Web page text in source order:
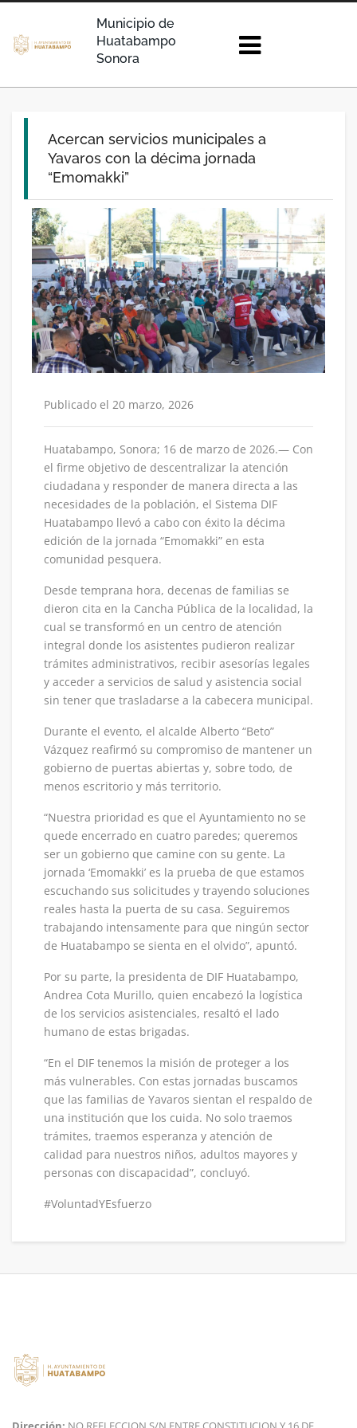
Municipio de
Huatabampo
Sonora
Acercan servicios municipales a
Yavaros con la décima jornada
“Emomakki”
Publicado el 20 marzo, 2026
Huatabampo, Sonora; 16 de marzo de 2026.— Con
el firme objetivo de descentralizar la atención
ciudadana y responder de manera directa a las
necesidades de la población, el Sistema DIF
Huatabampo llevó a cabo con éxito la décima
edición de la jornada “Emomakki” en esta
comunidad pesquera.
Desde temprana hora, decenas de familias se
dieron cita en la Cancha Pública de la localidad, la
cual se transformó en un centro de atención
integral donde los asistentes pudieron realizar
trámites administrativos, recibir asesorías legales
y acceder a servicios de salud y asistencia social
sin tener que trasladarse a la cabecera municipal.
Durante el evento, el alcalde Alberto “Beto”
Vázquez reafirmó su compromiso de mantener un
gobierno de puertas abiertas y, sobre todo, de
menos escritorio y más territorio.
“Nuestra prioridad es que el Ayuntamiento no se
quede encerrado en cuatro paredes; queremos
ser un gobierno que camine con su gente. La
jornada ‘Emomakki’ es la prueba de que estamos
escuchando sus solicitudes y trayendo soluciones
reales hasta la puerta de su casa. Seguiremos
trabajando intensamente para que ningún sector
de Huatabampo se sienta en el olvido”, apuntó.
Por su parte, la presidenta de DIF Huatabampo,
Andrea Cota Murillo, quien encabezó la logística
de los servicios asistenciales, resaltó el lado
humano de estas brigadas.
“En el DIF tenemos la misión de proteger a los
más vulnerables. Con estas jornadas buscamos
que las familias de Yavaros sientan el respaldo de
una institución que los cuida. No solo traemos
trámites, traemos esperanza y atención de
calidad para nuestros niños, adultos mayores y
personas con discapacidad”, concluyó.
#VoluntadYEsfuerzo